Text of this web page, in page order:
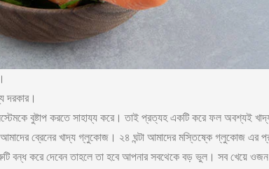
দরকার।
বুষ্টাপ করতে সাহায্য করে। তাই প্রত্যহ একটি করে ফল অবশ্যই
আমাদের ব্রেনের খাদ্য গ্লুকোজ। ২৪ ঘন্টা আমাদের মস্তিষ্কে গ্লুকোজ এর
বন্ধ করে দেবেন তাহলে তা হবে আপনার সবথেকে বড় ভুল। সব খেয়ে ওজন